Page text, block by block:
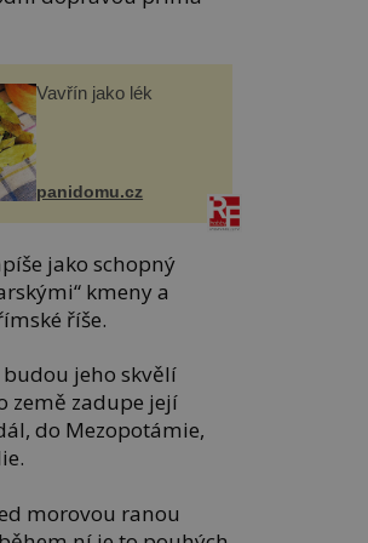
Vavřín jako lék
panidomu.cz
jako schopný
kmeny a
říše.
jeho skvělí
země zadupe její
do Mezopotámie,
morovou ranou